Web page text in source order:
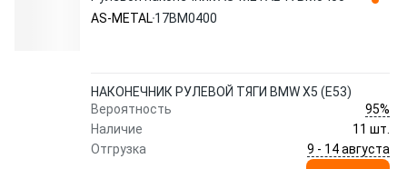
AS-METAL17BM0400
НАКОНЕЧНИК РУЛЕВОЙ ТЯГИ BMW X5 (E53)
Вероятность
95%
Наличие
11 шт.
Отгрузка
9 - 14 августа